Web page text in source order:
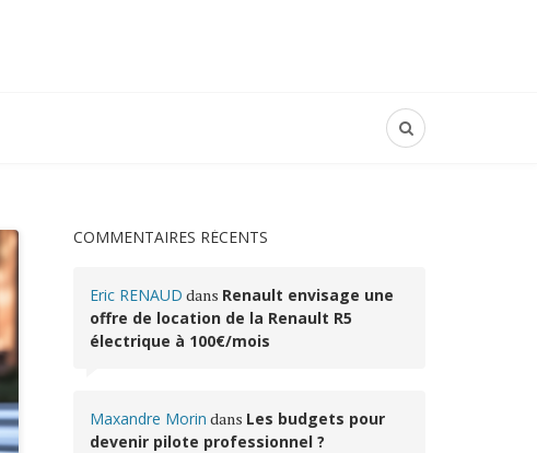
COMMENTAIRES RÉCENTS
Eric RENAUD dans Renault envisage une
offre de location de la Renault R5
électrique à 100€/mois
Maxandre Morin dans Les budgets pour
devenir pilote professionnel ?